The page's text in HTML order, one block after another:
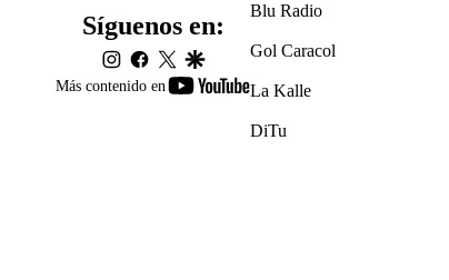
Más contenido en
youtube-
Síguenos en:
instagram
facebook
twittergoogle
Blu Radio
Gol Caracol
La Kalle
DiTu